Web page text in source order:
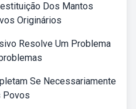
Dos Mantos
Originários
Resolve Um Problema
Se Necessariamente
Povos